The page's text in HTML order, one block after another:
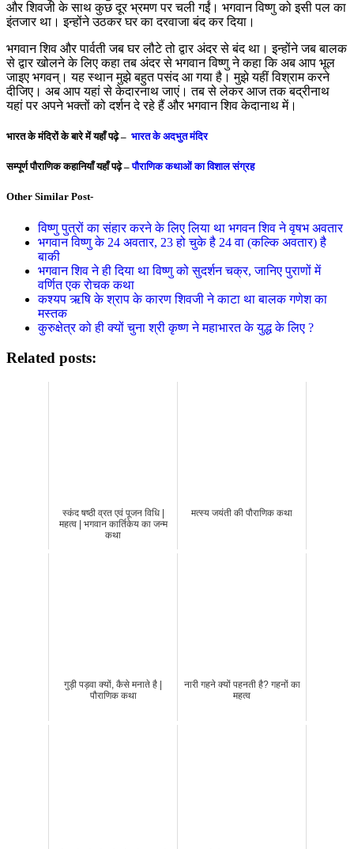
और शिवजी के साथ कुछ दूर भ्रमण पर चली गईं। भगवान विष्णु को इसी पल का
इंतजार था। इन्होंने उठकर घर का दरवाजा बंद कर दिया।
भगवान शिव और पार्वती जब घर लौटे तो द्वार अंदर से बंद था। इन्होंने जब बालक
से द्वार खोलने के लिए कहा तब अंदर से भगवान विष्णु ने कहा कि अब आप भूल
जाइए भगवन्। यह स्थान मुझे बहुत पसंद आ गया है। मुझे यहीं विश्राम करने
दी‍जिए। अब आप यहां से केदारनाथ जाएं। तब से लेकर आज तक बद्रीनाथ
यहां पर अपने भक्तों को दर्शन दे रहे हैं और भगवान शिव केदानाथ में।
भारत के मंदिरों के बारे में यहाँ पढ़े – भारत के अदभुत मंदिर
सम्पूर्ण पौराणिक कहानियाँ यहाँ पढ़े –पौराणिक कथाओं का विशाल संग्रह
Other Similar Post-
विष्णु पुत्रों का संहार करने के लिए लिया था भगवन शिव ने वृषभ अवतार
भगवान विष्णु के 24 अवतार, 23 हो चुके है 24 वा (कल्कि अवतार) है
बाकी
भगवान शिव ने ही दिया था विष्णु को सुदर्शन चक्र, जानिए पुराणों में
वर्णित एक रोचक कथा
कश्यप ऋषि के श्राप के कारण शिवजी ने काटा था बालक गणेश का
मस्तक
कुरुक्षेत्र को ही क्यों चुना श्री कृष्ण ने महाभारत के युद्ध के लिए ?
Related posts:
स्कंद षष्ठी व्रत एवं पूजन विधि |
महत्व | भगवान कार्तिकेय का जन्म
कथा
मत्स्य जयंती की पौराणिक कथा
गुड़ी पड़वा क्यों, कैसे मनाते है |
पौराणिक कथा
नारी गहने क्यों पहनती है? गहनों का
महत्व